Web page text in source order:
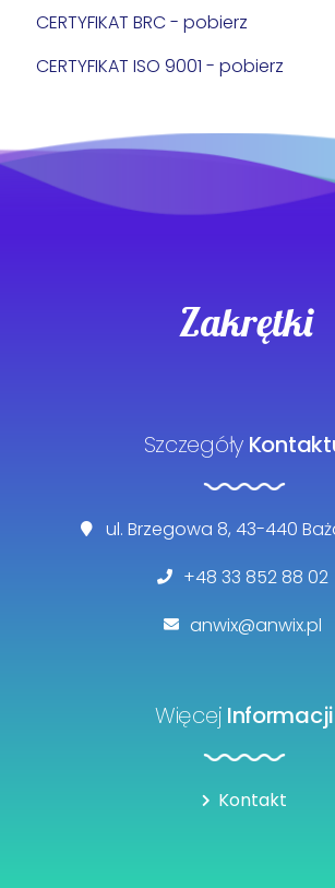
CERTYFIKAT BRC - pobierz
CERTYFIKAT ISO 9001 - pobierz
Zakrętki
Szczegóły
ul. Brzegowa 8, 43-440
+48 33 852 88 02
anwix@anwix.pl
Więcej Informacji
Kontakt